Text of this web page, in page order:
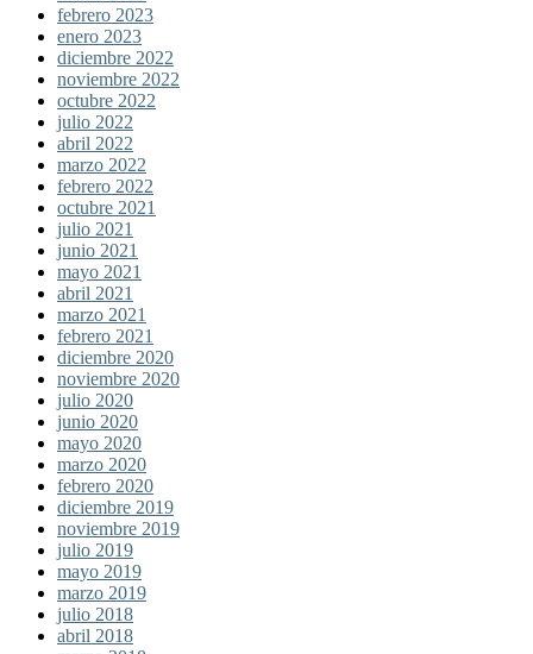
febrero 2023
enero 2023
diciembre 2022
noviembre 2022
octubre 2022
julio 2022
abril 2022
marzo 2022
febrero 2022
octubre 2021
julio 2021
junio 2021
mayo 2021
abril 2021
marzo 2021
febrero 2021
diciembre 2020
noviembre 2020
julio 2020
junio 2020
mayo 2020
marzo 2020
febrero 2020
diciembre 2019
noviembre 2019
julio 2019
mayo 2019
marzo 2019
julio 2018
abril 2018